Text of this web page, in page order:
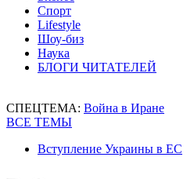
Спорт
Lifestyle
Шоу-биз
Наука
БЛОГИ ЧИТАТЕЛЕЙ
СПЕЦТЕМА: Война в Иране
ВСЕ ТЕМЫ
Вступление Украины в ЕС